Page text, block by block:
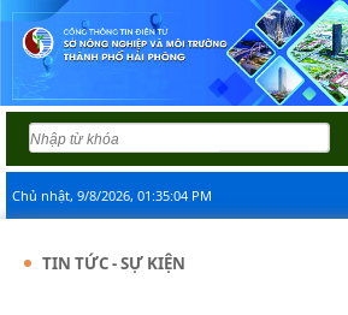
Chủ nhật, 9/8/2026, 01:35:04 PM
TIN TỨC - SỰ KIỆN